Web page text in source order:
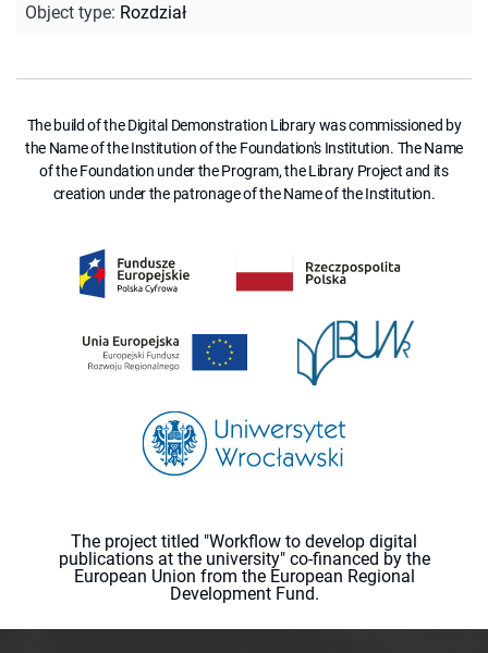
Object type: Rozdział
The build of the Digital Demonstration Library was commissioned by
the Name of the Institution of the Foundation's Institution. The Name
of the Foundation under the Program, the Library Project and its
creation under the patronage of the Name of the Institution.
The project titled "Workflow to develop digital
publications at the university" co-financed by the
European Union from the European Regional
Development Fund.